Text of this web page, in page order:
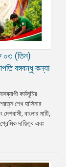
০৩ (তিন)
বঙ্গবন্ধু কন্যা
কর্মসূচির
শেখ হাসিনার
বাংলার মাটি,
দায়িত্ব এবং